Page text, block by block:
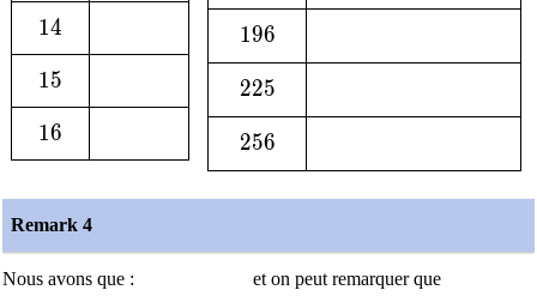
14
14
15
15
16
16
196
196
225
225
256
256
Remark 4
Nous avons que :
et on peut remarquer que